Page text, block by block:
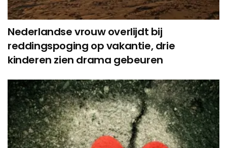
Nederlandse vrouw overlijdt bij
reddingspoging op vakantie, drie
kinderen zien drama gebeuren